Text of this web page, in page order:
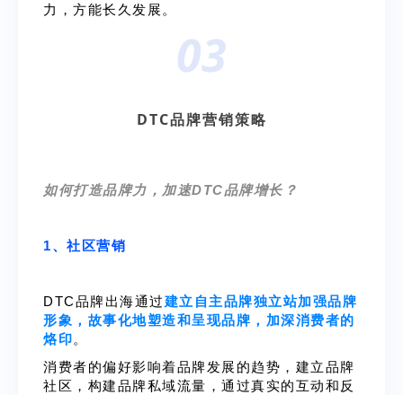
力，方能长久发展。
03
DTC品牌营销策略
如何打造品牌力，加速DTC品牌增长？
1、社区营销
DTC品牌出海通过建立自主品牌独立站加强品牌
形象，故事化地塑造和呈现品牌，加深消费者的
烙印。
消费者的偏好影响着品牌发展的趋势，建立品牌
社区，构建品牌私域流量，通过真实的互动和反